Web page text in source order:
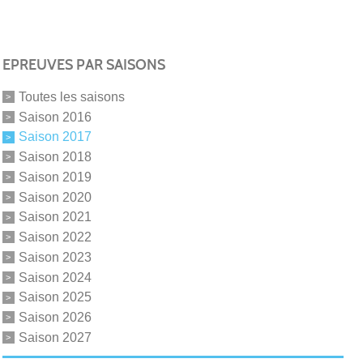
EPREUVES PAR SAISONS
Toutes les saisons
Saison 2016
Saison 2017
Saison 2018
Saison 2019
Saison 2020
Saison 2021
Saison 2022
Saison 2023
Saison 2024
Saison 2025
Saison 2026
Saison 2027